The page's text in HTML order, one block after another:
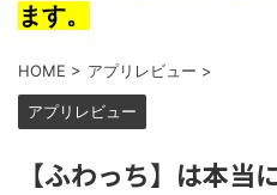
ます。
HOME > アプリレビュー >
アプリレビュー
【ふわっち】は本当